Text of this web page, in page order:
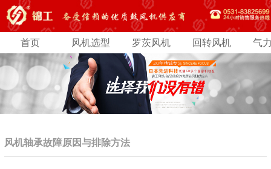
首页 风机选型 罗茨风机 回转风机 气
风机轴承故障原因与排除方法